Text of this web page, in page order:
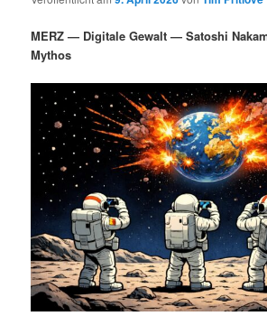
m
r
n
I
n
h
u
d
r
e
n
I
n
a
MERZ — Digitale Gewalt — Satoshi
Mythos